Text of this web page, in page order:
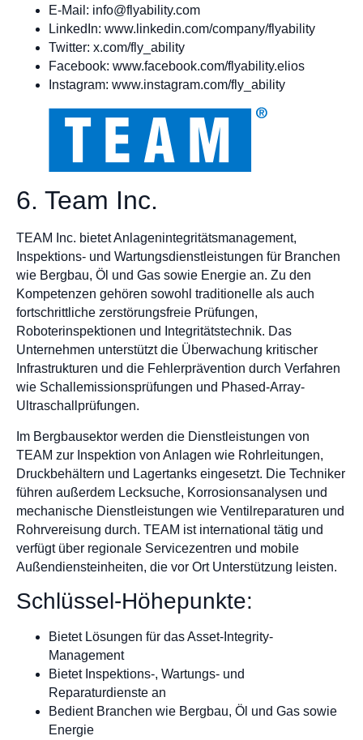
E-Mail: info@flyability.com
LinkedIn: www.linkedin.com/company/flyability
Twitter: x.com/fly_ability
Facebook: www.facebook.com/flyability.elios
Instagram: www.instagram.com/fly_ability
6. Team Inc.
TEAM Inc. bietet Anlagenintegritätsmanagement,
Inspektions- und Wartungsdienstleistungen für Branchen
wie Bergbau, Öl und Gas sowie Energie an. Zu den
Kompetenzen gehören sowohl traditionelle als auch
fortschrittliche zerstörungsfreie Prüfungen,
Roboterinspektionen und Integritätstechnik. Das
Unternehmen unterstützt die Überwachung kritischer
Infrastrukturen und die Fehlerprävention durch Verfahren
wie Schallemissionsprüfungen und Phased-Array-
Ultraschallprüfungen.
Im Bergbausektor werden die Dienstleistungen von
TEAM zur Inspektion von Anlagen wie Rohrleitungen,
Druckbehältern und Lagertanks eingesetzt. Die Techniker
führen außerdem Lecksuche, Korrosionsanalysen und
mechanische Dienstleistungen wie Ventilreparaturen und
Rohrvereisung durch. TEAM ist international tätig und
verfügt über regionale Servicezentren und mobile
Außendiensteinheiten, die vor Ort Unterstützung leisten.
Schlüssel-Höhepunkte:
Bietet Lösungen für das Asset-Integrity-
Management
Bietet Inspektions-, Wartungs- und
Reparaturdienste an
Bedient Branchen wie Bergbau, Öl und Gas sowie
Energie